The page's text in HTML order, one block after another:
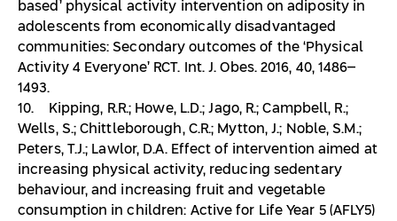
based’ physical activity intervention on adiposity in
adolescents from economically disadvantaged
communities: Secondary outcomes of the ‘Physical
Activity 4 Everyone’ RCT. Int. J. Obes. 2016, 40, 1486–
1493.
10. Kipping, R.R.; Howe, L.D.; Jago, R.; Campbell, R.;
Wells, S.; Chittleborough, C.R.; Mytton, J.; Noble, S.M.;
Peters, T.J.; Lawlor, D.A. Effect of intervention aimed at
increasing physical activity, reducing sedentary
behaviour, and increasing fruit and vegetable
consumption in children: Active for Life Year 5 (AFLY5)